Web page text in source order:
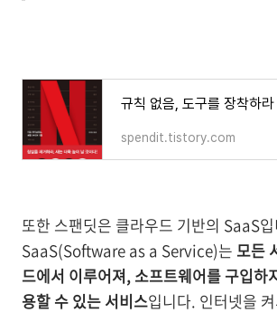
규칙 없음, 도구를 장착하라
spendit.tistory.com
또한 스팬딧은 클라우드 기반의 SaaS
SaaS(Software as a Service)는 모든
드에서 이루어져, 소프트웨어를 구입하
용할 수 있는 서비스입니다. 인터넷을